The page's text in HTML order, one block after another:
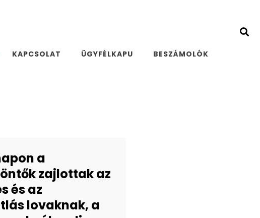
KAPCSOLAT ÜGYFÉLKAPU BESZÁMOLÓK
a
zajlottak az
és az
lovaknak, a